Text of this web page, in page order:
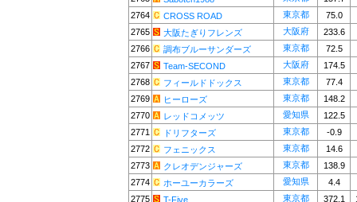
2764
CROSS ROAD 東京都
75.0
2765
大阪たぎりフレンズ 大阪府
233.6
2766
調布ブルーサンダーズ 東京都
72.5
2767
Team-SECOND 大阪府
174.5
2768
フィールドドックス 東京都
77.4
2769
ヒーローズ 東京都
148.2
2770
レッドコメッツ 愛知県
122.5
2771
ドリフターズ 東京都
-0.9
2772
フェニックス 東京都
14.6
2773
クレオデンジャーズ 東京都
138.9
2774
ホーユーカラーズ 愛知県
4.4
2775
T-Five 東京都 372.1